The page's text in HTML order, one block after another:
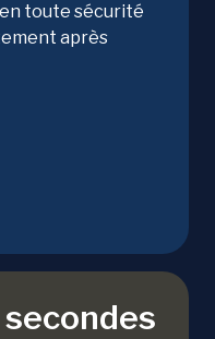
toute sécurité
après